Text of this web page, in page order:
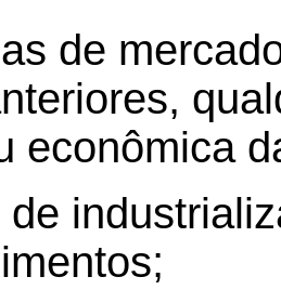
de
econômica
de